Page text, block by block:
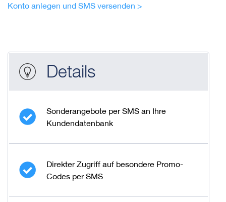
Konto anlegen und SMS versenden >
Details
Sonderangebote per SMS an Ihre
Kundendatenbank
Direkter Zugriff auf besondere Promo-
Codes per SMS